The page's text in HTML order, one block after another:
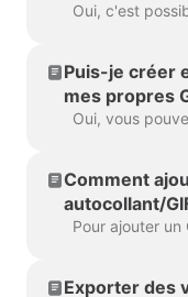
autocollants
Puis-je créer
mes propres
Comment
autocollant/
Exporter des